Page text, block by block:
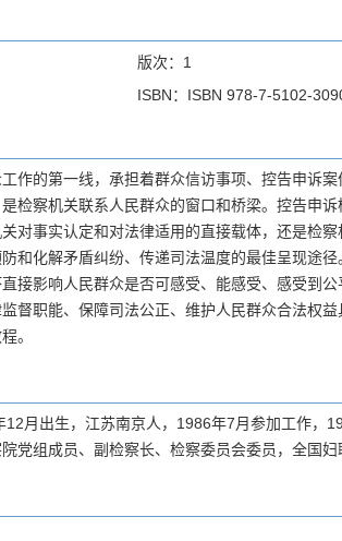
版次：1
ISBN：ISBN 978-7-5102-
作的第一线，承担着群众信访事项、控告申诉
检察机关联系人民群众的窗口和桥梁。控告申
对事实认定和对法律适用的直接载体，还是检
和化解矛盾纠纷、传递司法温度的最佳呈现途
接影响人民群众是否可感受、能感受、感受到
督职能、保障司法公正、维护人民群众合法权
。
月出生，江苏南京人，1986年7月参加工作，
党组成员、副检察长、检察委员会委员，全国妇